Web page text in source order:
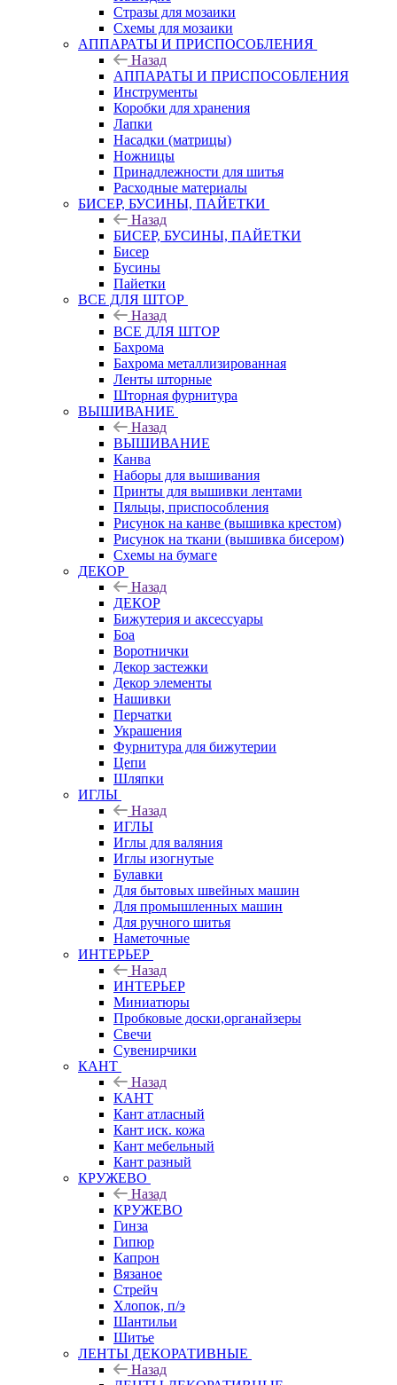
Стразы для мозаики
Схемы для мозаики
АППАРАТЫ И ПРИСПОСОБЛЕНИЯ
Назад
АППАРАТЫ И ПРИСПОСОБЛЕНИЯ
Инструменты
Коробки для хранения
Лапки
Насадки (матрицы)
Ножницы
Принадлежности для шитья
Расходные материалы
БИСЕР, БУСИНЫ, ПАЙЕТКИ
Назад
БИСЕР, БУСИНЫ, ПАЙЕТКИ
Бисер
Бусины
Пайетки
ВСЕ ДЛЯ ШТОР
Назад
ВСЕ ДЛЯ ШТОР
Бахрома
Бахрома металлизированная
Ленты шторные
Шторная фурнитура
ВЫШИВАНИЕ
Назад
ВЫШИВАНИЕ
Канва
Наборы для вышивания
Принты для вышивки лентами
Пяльцы, приспособления
Рисунок на канве (вышивка крестом)
Рисунок на ткани (вышивка бисером)
Схемы на бумаге
ДЕКОР
Назад
ДЕКОР
Бижутерия и аксессуары
Боа
Воротнички
Декор застежки
Декор элементы
Нашивки
Перчатки
Украшения
Фурнитура для бижутерии
Цепи
Шляпки
ИГЛЫ
Назад
ИГЛЫ
Иглы для валяния
Иглы изогнутые
Булавки
Для бытовых швейных машин
Для промышленных машин
Для ручного шитья
Наметочные
ИНТЕРЬЕР
Назад
ИНТЕРЬЕР
Миниатюры
Пробковые доски,органайзеры
Свечи
Сувенирчики
КАНТ
Назад
КАНТ
Кант атласный
Кант иск. кожа
Кант мебельный
Кант разный
КРУЖЕВО
Назад
КРУЖЕВО
Гинза
Гипюр
Капрон
Вязаное
Стрейч
Хлопок, п/э
Шантильи
Шитье
ЛЕНТЫ ДЕКОРАТИВНЫЕ
Назад